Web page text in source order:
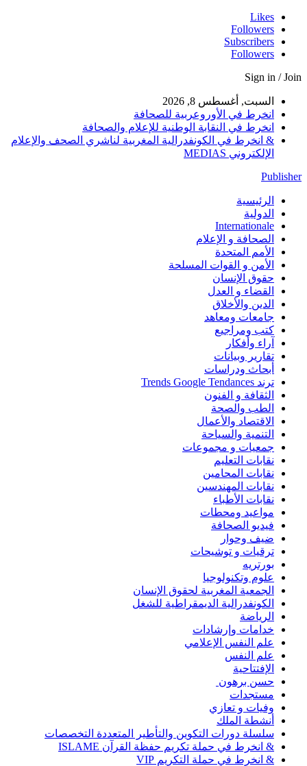
Likes
Followers
Subscribers
Followers
Sign in / Join
السبت, أغسطس 8, 2026
انخرط في الأوروعربية للصحافة
انخرط في النقابة الوطنية للإعلام والصحافة
& انخرط في الكونفدرالية المغربية لناشري الصحف والإعلام
الإلكتروني MEDIAS
Publisher
الرئيسية
الدولية
Internationale
الصحافة و الإعلام
الأمم المتحدة
الأمن و القوات المسلحة
حقوق الإنسان
القضاء و العدل
الدين والأخلاق
جامعات ومعاهد
كتب ومراجيع
آراء وأفكار
تقارير وبيانات
أبحاث ودراسات
ترند Trends Google Tendances
الثقافة و الفنون
الطب والصحة
الاقتصاد والأعمال
التنمية والسياحة
جمعيات و مجموعات
نقابات التعليم
نقابات المحامين
نقابات المهندسين
نقابات الأطباء
مواعيد ومحطات
فيديو الصحافة
ضيف وحوار
ترقيات و توشيحات
بورتريه
علوم وتكنولوجيا
الجمعية المغربية لحقوق الإنسان
الكونفدرالية الديمقراطية للشغل
الرياضة
خدامات وإرشادات
علم النفس الإعلامي
علم النفس
الإفتتاحية
حسن برهون
مستجدات
وفيات و تعازي
أنشطة الملك
سلسلة دورات التكوين والتأطير المتعددة التخصصات
& انخرط في حملة تكريم حفظة القرآن ISLAME
& انخرط في حملة التكريم VIP